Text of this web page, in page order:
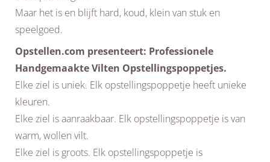
Maar het is en blijft hard, koud, klein van stuk en
speelgoed.
Opstellen.com presenteert: Professionele
Handgemaakte Vilten Opstellingspoppetjes.
Elke ziel is uniek. Elk opstellingspoppetje heeft unieke
kleuren.
Elke ziel is aanraakbaar. Elk opstellingspoppetje is van
warm, wollen vilt.
Elke ziel is groots. Elk opstellingspoppetje is